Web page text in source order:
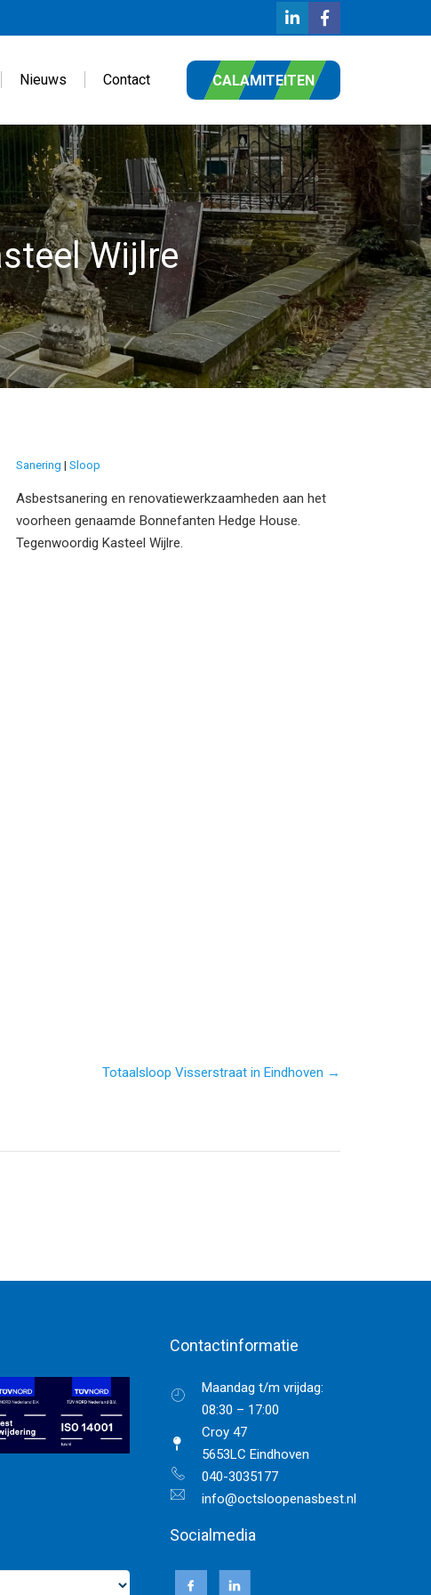
Nieuws Contact CALAMITEITEN
Wijlre
Sanering Sloop
Asbestsanering en renovatiewerkzaamheden aan het
voorheen genaamde Bonnefanten Hedge House.
Tegenwoordig Kasteel Wijlre.
Totaalsloop Visserstraat in Eindhoven →
Contactinformatie
Maandag t/m vrijdag:
08:30 – 17:00
Croy 47
5653LC Eindhoven
040-3035177
info@octsloopenasbest.nl
Socialmedia